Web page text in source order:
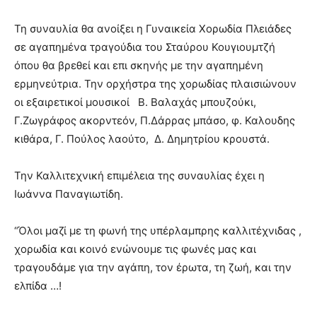
Τη συναυλία θα ανοίξει η Γυναικεία Χορωδία Πλειάδες
σε αγαπημένα τραγούδια του Σταύρου Κουγιουμτζή
όπου θα βρεθεί και επι σκηνής με την αγαπημένη
ερμηνεύτρια. Την ορχήστρα της χορωδίας πλαισιώνουν
οι εξαιρετικοί μουσικοί Β. Βαλαχάς μπουζούκι,
Γ.Ζωγράφος ακορντεόν, Π.Δάρρας μπάσο, φ. Καλουδης
κιθάρα, Γ. Πούλος λαούτο, Δ. Δημητρίου κρουστά.
Την Καλλιτεχνική επιμέλεια της συναυλίας έχει η
Ιωάννα Παναγιωτίδη.
“Όλοι μαζί με τη φωνή της υπέρλαμπρης καλλιτέχνιδας ,
χορωδία και κοινό ενώνουμε τις φωνές μας και
τραγουδάμε για την αγάπη, τον έρωτα, τη ζωή, και την
ελπίδα …!